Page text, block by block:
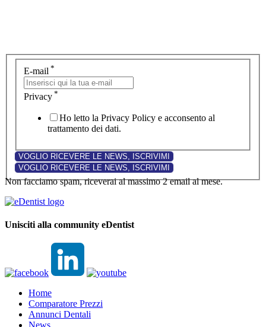
E-mail *
Privacy *
Ho letto la Privacy Policy e acconsento al
trattamento dei dati.
Non facciamo spam, riceverai al massimo 2 email al mese.
Unisciti alla community eDentist
Home
Comparatore Prezzi
Annunci Dentali
News